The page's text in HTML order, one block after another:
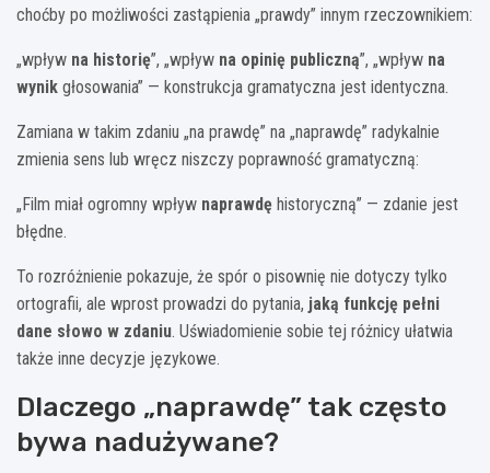
choćby po możliwości zastąpienia „prawdy” innym rzeczownikiem:
„wpływ na historię”, „wpływ na opinię publiczną”, „wpływ na
wynik głosowania” — konstrukcja gramatyczna jest identyczna.
Zamiana w takim zdaniu „na prawdę” na „naprawdę” radykalnie
zmienia sens lub wręcz niszczy poprawność gramatyczną:
„Film miał ogromny wpływ naprawdę historyczną” — zdanie jest
błędne.
To rozróżnienie pokazuje, że spór o pisownię nie dotyczy tylko
ortografii, ale wprost prowadzi do pytania, jaką funkcję pełni
dane słowo w zdaniu. Uświadomienie sobie tej różnicy ułatwia
także inne decyzje językowe.
Dlaczego „naprawdę” tak często
bywa nadużywane?